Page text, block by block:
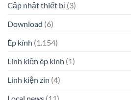
Cập nhật thiết bị (3)
Download (6)
Ép kính (1.154)
Linh kiện ép kính (1)
Linh kiện zin (4)